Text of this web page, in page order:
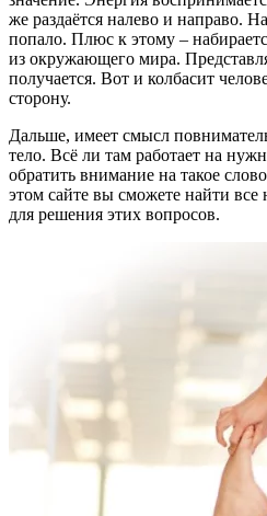
же раздаётся налево и направо.
попало. Плюс к этому –
из окружающего мира.
получается. Вот и колбасит
сторону.
Дальше, имеет смысл
тело. Всё ли там работает на
обратить внимание на такое
этом сайте вы сможете найти
для решения этих вопросов.